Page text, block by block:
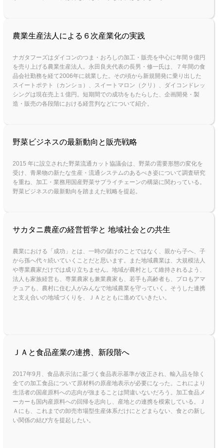
農業生産法人による６次産業化の実践
ナガタフーズはダイコンのつま・おろしの加工・販売を中心に年間９億円
を売り上げる農業生産法人。永田良夫代表の長男・修一氏は、７年間の食
品会社勤務を経て2006年に就業した。その頃から新規開発に乗り出した
スイートポテト（カンショ）、スイートマロン（クリ）、ダイコンドレッ
シングは現在売上１億円。短期間での成功をもたらした、企画開発・製
造・販売の各段階における経営判などについて紹介。
野菜ビジネスの最新動向と販売戦略
2015 年に設立された野菜流通カット協議会は、野菜の需要形態の変化を
受け、青果物の新たな生産・流通システムのあるべき姿について調査研究
を重ね、加工・業務用国産野菜サプライチェーンの構築に関わっている。
野菜ビジネスの最新動向を踏まえた戦略を提起。
サカタニ農産の経営哲学と 地域社会との共生
農業における「成功」とは、一時の儲けのことではなく、親から子へ、子
から孫へ代々続いていくことだと思います。また地域農業は、大規模法人
や専業農家だけでは成り立ちません。地域が農村として維持されるよう、
法人も家族経営も、専業農家も兼業農家も、若手も高齢者も、プロもアマ
チュアも、農村に住む人がみんなで地域農業を守っていく。そうした連携
と支え合いの地域づくりを、ＪＡとともに進めていきたい。
ＪＡと食品産業の連携、新段階へ
2017年9月、食品表示法に基づく食品表示基準が改正され、輸入品を除く
全ての加工食品について原材料の原産地表示が必要になった。これにより
生活者の国産原料への志向が強まることは間違いないだろう。加工食品メ
ーカーも国内産原料への回帰を志向し、産地との連携を模索している。Ｊ
Ａにも、これまでの卸売市場型生産体系だけにとどまらない、食との新し
い関係の結び方を提起したい。